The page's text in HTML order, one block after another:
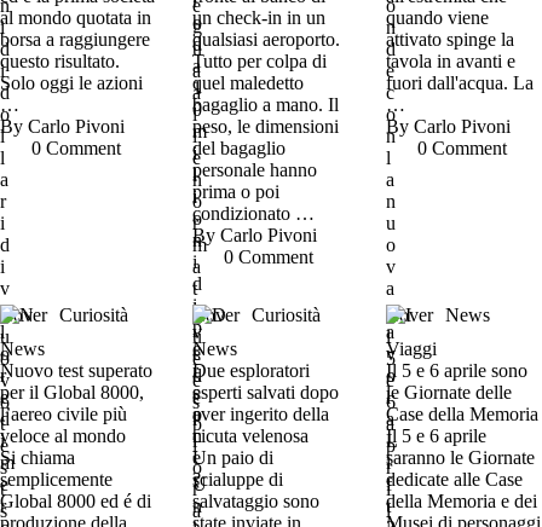
al mondo quotata in
borsa a raggiungere
questo risultato.
Solo oggi le azioni
…
By Carlo Pivoni
0 Comment
un check-in in un
qualsiasi aeroporto.
Tutto per colpa di
quel maledetto
bagaglio a mano. Il
peso, le dimensioni
del bagaglio
personale hanno
prima o poi
condizionato …
By Carlo Pivoni
0 Comment
quando viene
attivato spinge la
tavola in avanti e
fuori dall'acqua. La
…
By Carlo Pivoni
0 Comment
Cover Curiosità
News
Nuovo test superato
per il Global 8000,
l’aereo civile più
veloce al mondo
Si chiama
semplicemente
Global 8000 ed é di
produzione della
Cover Curiosità
News
Due esploratori
esperti salvati dopo
aver ingerito della
cicuta velenosa
Un paio di
scialuppe di
salvataggio sono
state inviate in
Cover
News
Viaggi
Il 5 e 6 aprile sono
le Giornate delle
Case della Memoria
Il 5 e 6 aprile
saranno le Giornate
dedicate alle Case
della Memoria e dei
Musei di personaggi